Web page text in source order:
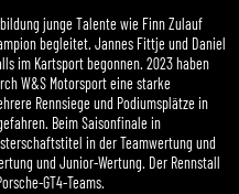
junge Talente wie Finn Zulauf
begleitet. Jannes Fittje und Daniel
im Kartsport begonnen. 2023 haben
W&S Motorsport eine starke
Rennsiege und Podiumsplätze in
Beim Saisonfinale in
in der Teamwertung und
und Junior-Wertung. Der Rennstall
GT4-Teams.